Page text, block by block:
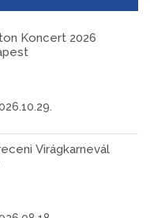
Koncert 2026
Virágkarnevál